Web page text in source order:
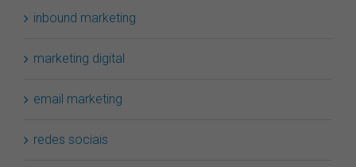
inbound marketing
marketing digital
email marketing
redes sociais